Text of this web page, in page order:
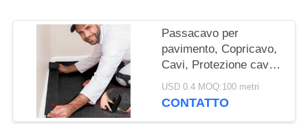
POLITICA
PRIVACY
Passacavo per
pavimento, Copricavo,
Cavi, Protezione cavi,
Gestione cavi, Solo per
moquette per uffici
USD 0.4 MOQ:100 metri
CONTATTO